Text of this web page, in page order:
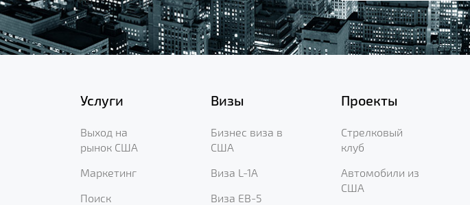
Услуги
Выход на
рынок США
Маркетинг
Поиск
Визы
Бизнес виза в
США
Виза L-1A
Виза EB-5
Проекты
Стрелковый
клуб
Автомобили из
США